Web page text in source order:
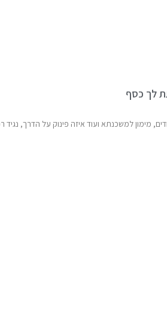
לך כסף
מימון למשכנתא ועוד איזה פינוק על הדרך,